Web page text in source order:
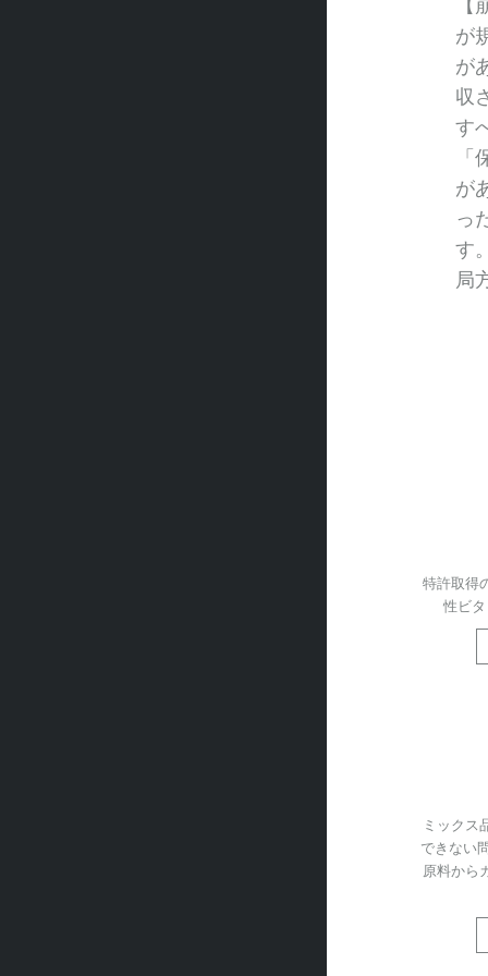
が
が
収
す
が
っ
す
局
特許取得
性ビ
ミックス
できない
原料から